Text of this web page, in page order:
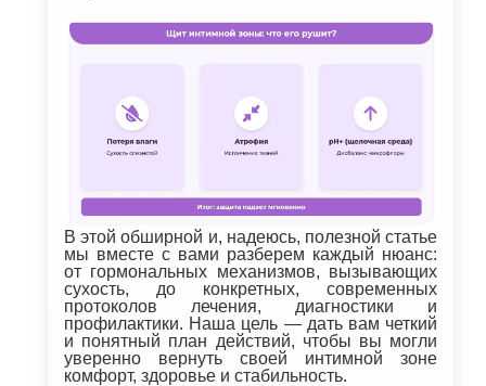
В этой обширной и, надеюсь, полезной статье
мы вместе с вами разберем каждый нюанс:
от гормональных механизмов, вызывающих
сухость, до конкретных, современных
протоколов лечения, диагностики и
профилактики. Наша цель — дать вам четкий
и понятный план действий, чтобы вы могли
уверенно вернуть своей интимной зоне
комфорт, здоровье и стабильность.